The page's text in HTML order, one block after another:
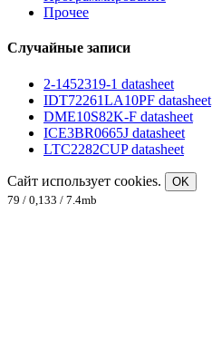
Прочее
Случайные записи
2-1452319-1 datasheet
IDT72261LA10PF datasheet
DME10S82K-F datasheet
ICE3BR0665J datasheet
LTC2282CUP datasheet
Сайт использует cookies.
OK
79 / 0,133 / 7.4mb